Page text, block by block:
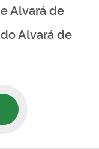
Alvará de
Alvará de